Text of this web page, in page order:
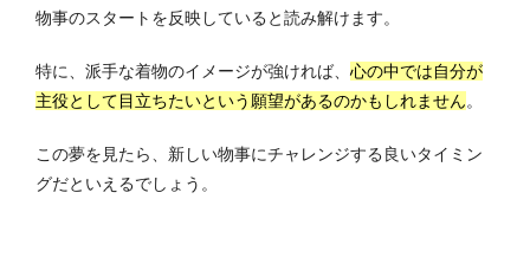
物事のスタートを反映していると読み解けます。
特に、派手な着物のイメージが強ければ、 心の中では自分が
主役として目立ちたいという願望があるのかもしれません。
この夢を見たら、新しい物事にチャレンジする良いタイミン
グだといえるでしょう。